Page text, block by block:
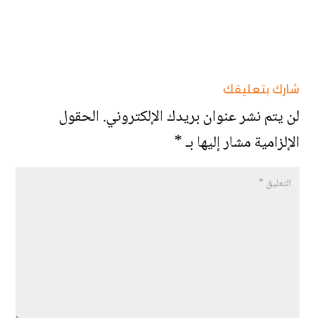
شارك بتعليقك
لن يتم نشر عنوان بريدك الإلكتروني.الحقول
الإلزامية مشار إليها بـ*